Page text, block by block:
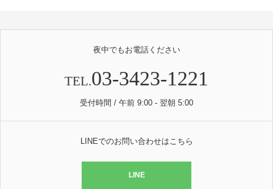
夜中でもお電話ください
TEL.03-3423-1221
受付時間 / 午前 9:00 - 翌朝 5:00
LINEでのお問い合わせはこちら
LINE